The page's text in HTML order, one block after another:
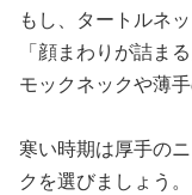
もし、タートルネ
「顔まわりが詰ま
モックネックや薄
寒い時期は厚手の
クを選びましょう。